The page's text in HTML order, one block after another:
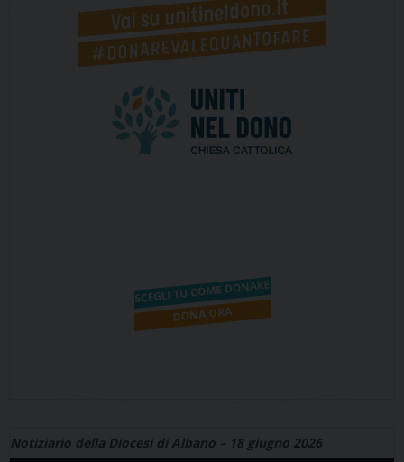
Notiziario della Diocesi di Albano – 18 giugno 2026